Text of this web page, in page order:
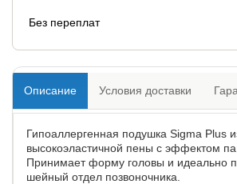
Без переплат
Описание Условия доставки
Гипоаллергенная подушка Sigma Plus
высокоэластичной пены с эффектом
Принимает форму головы и идеально
шейный отдел позвоночника.